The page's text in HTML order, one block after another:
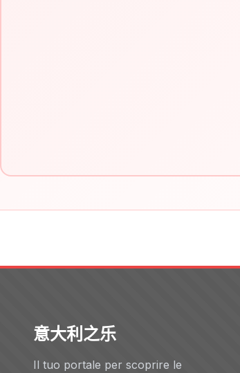
意大利之乐
Il tuo portale per scoprire le